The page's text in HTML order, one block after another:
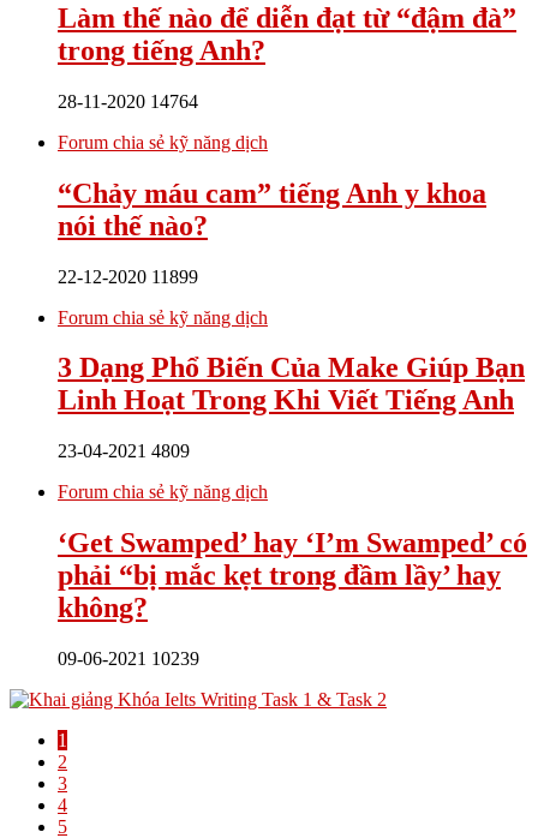
Làm thế nào để diễn đạt từ “đậm đà”
trong tiếng Anh?
28-11-2020 14764
Forum chia sẻ kỹ năng dịch
“Chảy máu cam” tiếng Anh y khoa
nói thế nào?
22-12-2020 11899
Forum chia sẻ kỹ năng dịch
3 Dạng Phổ Biến Của Make Giúp Bạn
Linh Hoạt Trong Khi Viết Tiếng Anh
23-04-2021 4809
Forum chia sẻ kỹ năng dịch
‘Get Swamped’ hay ‘I’m Swamped’ có
phải “bị mắc kẹt trong đầm lầy’ hay
không?
09-06-2021 10239
1
2
3
4
5